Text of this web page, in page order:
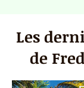
Les
de